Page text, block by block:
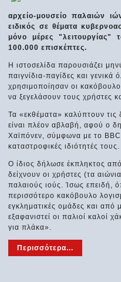
αρχείο-μουσείο παλαιών
ειδικός σε θέματα
μόνο μέρες "λειτουργίας"
100.000 επισκέπτες.
Η ιστοσελίδα παρουσιάζει
παιγνίδια-παγίδες και
χρησιμοποίησαν οι
να ξεγελάσουν τους χρήστες
Τα «εκθέματα» καλύπτουν τις
είναι πλέον αβλαβή, αφού ο
Χαϊπόνεν, σύμφωνα με το BBC,
καταστροφικές ιδιότητές τους.
Ο ίδιος δήλωσε έκπληκτος
δείχνουν οι χρήστες (τα
παλαιούς ιούς. Ίσως επειδή,
περισσότερο κακόβουλο
εγκληματικές ομάδες και από
εξαφανιστεί οι παλιοί καλοί
για πλάκα».
Περισσότερα...